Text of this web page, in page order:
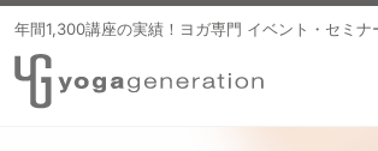
年間1,300講座の実績！ヨガ専門 イベント・セミナ